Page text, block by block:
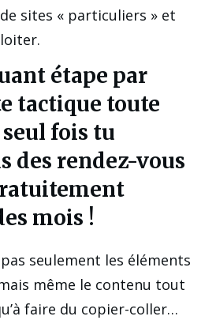
sites « particuliers » et
étape par
tactique toute
fois tu
des rendez-vous
mois !
seulement les éléments
même le contenu tout
faire du copier-coller…